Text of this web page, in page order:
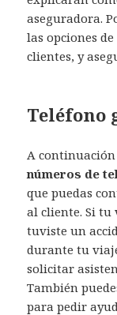
aseguradora.
las opciones
clientes, y
Teléfono
A
números de
que puedas
al cliente. Si tu
tuviste un
durante tu
solicitar
También
para pedir